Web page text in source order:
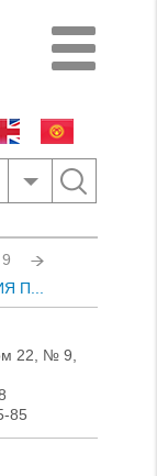
П...
22, № 9,
85